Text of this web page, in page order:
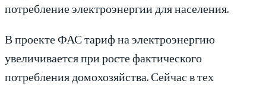
потребление электроэнергии для населения.
В проекте ФАС тариф на электроэнергию
увеличивается при росте фактического
потребления домохозяйства. Сейчас в тех